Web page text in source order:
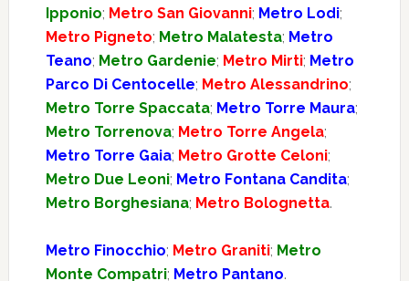
Ipponio; Metro San Giovanni; Metro Lodi;
Metro Pigneto; Metro Malatesta; Metro
Teano; Metro Gardenie; Metro Mirti; Metro
Parco Di Centocelle; Metro Alessandrino;
Metro Torre Spaccata; Metro Torre Maura;
Metro Torrenova; Metro Torre Angela;
Metro Torre Gaia; Metro Grotte Celoni;
Metro Due Leoni; Metro Fontana Candita;
Metro Borghesiana; Metro Bolognetta.
Metro Finocchio; Metro Graniti; Metro
Monte Compatri; Metro Pantano.